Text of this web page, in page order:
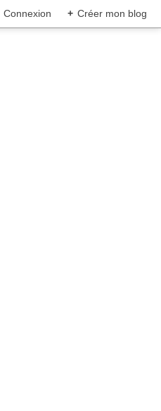
Connexion + Créer mon blog